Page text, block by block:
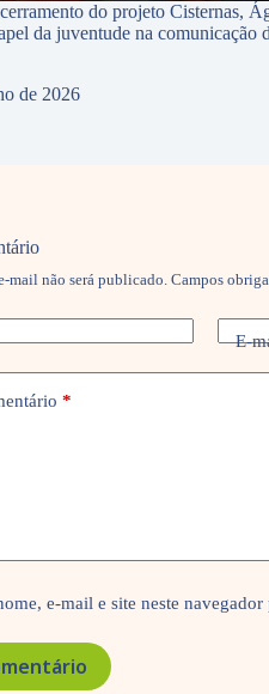
do projeto Cisternas,
da juventude na comunicação
de 2026
mail não será publicado. Campos
E-
*
e-mail e site neste